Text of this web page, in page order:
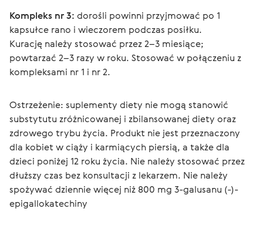
Kompleks nr 3: dorośli powinni przyjmować po 1
kapsułce rano i wieczorem podczas posiłku.
Kurację należy stosować przez 2–3 miesiące;
powtarzać 2–3 razy w roku. Stosować w połączeniu z
kompleksami nr 1 i nr 2.
Ostrzeżenie: suplementy diety nie mogą stanowić
substytutu zróżnicowanej i zbilansowanej diety oraz
zdrowego trybu życia. Produkt nie jest przeznaczony
dla kobiet w ciąży i karmiących piersią, a także dla
dzieci poniżej 12 roku życia. Nie należy stosować przez
dłuższy czas bez konsultacji z lekarzem. Nie należy
spożywać dziennie więcej niż 800 mg 3-galusanu (-)-
epigallokatechiny